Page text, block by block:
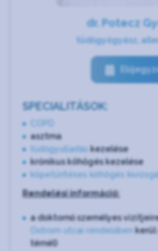
dr. Potecz
tüdőgyógyász,
SPECIALITÁSOK:
COPD
asztma
tüdőgyulladás kezelése
krónikus köhögés kezelése
köpetürítéses köhögés
Rendelési információ:
a doktornő személyes
Ostrom utcai rendelőben kerül
térnél)